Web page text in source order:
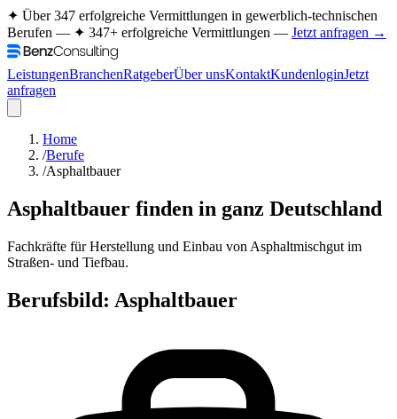
✦ Über 347 erfolgreiche Vermittlungen in gewerblich-technischen
Berufen — ✦ 347+ erfolgreiche Vermittlungen — Jetzt anfragen →
LeistungenBranchenRatgeberÜber unsKontaktKundenloginJetzt
anfragen
Home
/Berufe
/Asphaltbauer
Asphaltbauer finden in ganz Deutschland
Fachkräfte für Herstellung und Einbau von Asphaltmischgut im
Straßen- und Tiefbau.
Berufsbild: Asphaltbauer